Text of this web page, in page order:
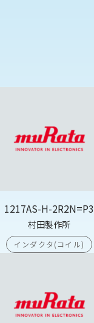
1217AS-H-2R2N=P3
村田製作所
インダクタ(コイル)